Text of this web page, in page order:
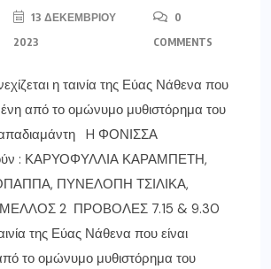
13 ΔΕΚΕΜΒΡΊΟΥ
2023
0
COMMENTS
η ταινία της Εύας Νάθενα που
από το ομώνυμο μυθιστόρημα του
H ΦΟΝΙΣΣΑ
: ΚΑΡΥΟΦΥΛΛΙΑ ΚΑΡΑΜΠΕΤΗ,
ΠΥΝΕΛΟΠΗ ΤΣΙΛΙΚΑ,
2 ΠΡΟΒΟΛΕΣ 7.15 & 9.30
της Εύας Νάθενα που είναι
το ομώνυμο μυθιστόρημα του